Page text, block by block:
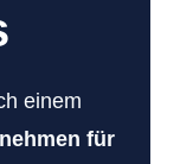
einem
für